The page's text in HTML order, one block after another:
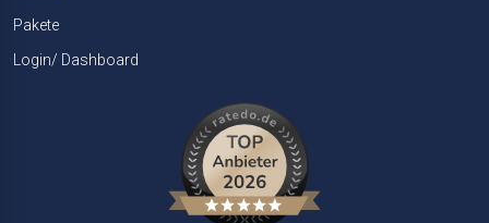
Pakete
Login/ Dashboard